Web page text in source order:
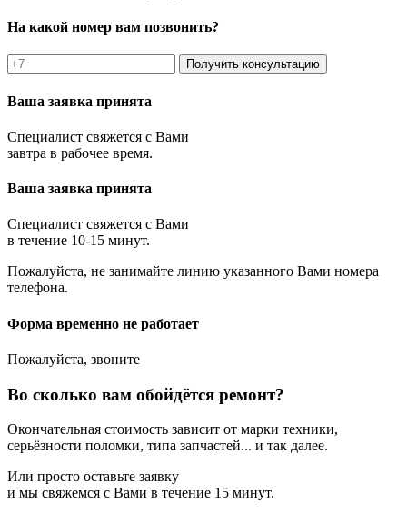
На какой номер вам позвонить?
Получить консультацию
Ваша заявка принята
Специалист свяжется с Вами
завтра в рабочее время.
Ваша заявка принята
Специалист свяжется с Вами
в течение 10-15 минут.
Пожалуйста, не занимайте линию указанного Вами номера
телефона.
Форма временно не работает
Пожалуйста, звоните
Во сколько вам обойдётся ремонт?
Окончательная стоимость зависит от марки техники,
серьёзности поломки, типа запчастей... и так далее.
Или просто оставьте заявку
и мы свяжемся с Вами в течение 15 минут.